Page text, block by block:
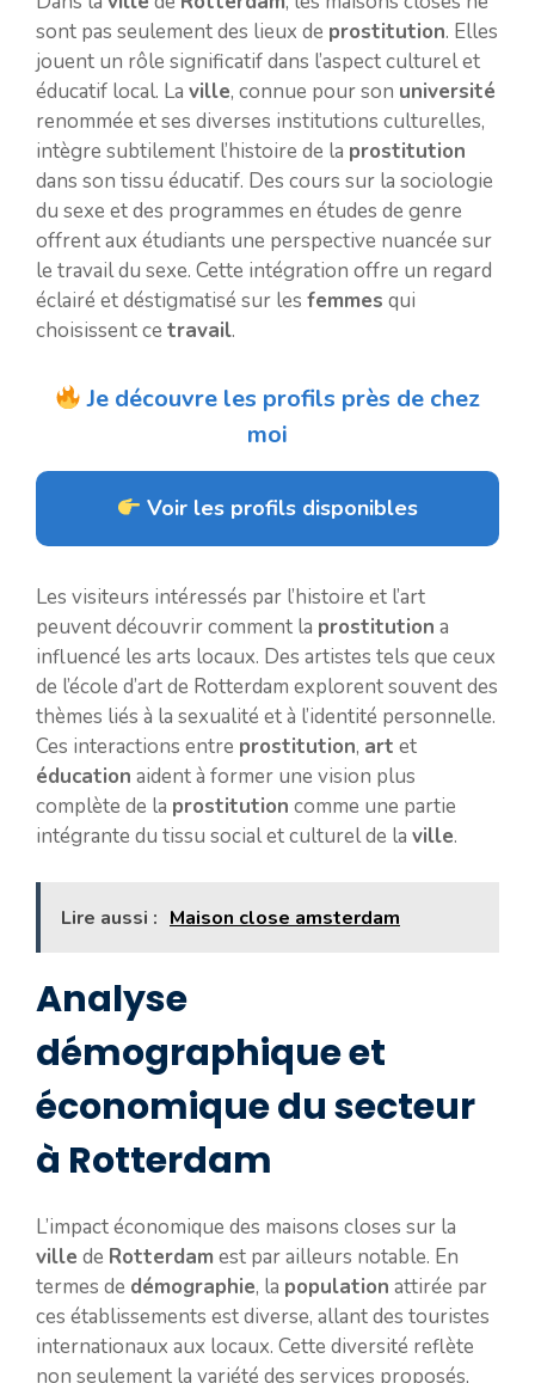
sont pas seulement des lieux de prostitution. Elles
jouent un rôle significatif dans l’aspect culturel et
éducatif local. La ville, connue pour son université
renommée et ses diverses institutions culturelles,
intègre subtilement l’histoire de la prostitution
dans son tissu éducatif. Des cours sur la sociologie
du sexe et des programmes en études de genre
offrent aux étudiants une perspective nuancée sur
le travail du sexe. Cette intégration offre un regard
éclairé et déstigmatisé sur les femmes qui
choisissent ce travail.
Je découvre les profils près de chez
moi
Voir les profils disponibles
Les visiteurs intéressés par l’histoire et l’art
peuvent découvrir comment la prostitution a
influencé les arts locaux. Des artistes tels que ceux
de l’école d’art de Rotterdam explorent souvent des
thèmes liés à la sexualité et à l’identité personnelle.
Ces interactions entre prostitution, art et
éducation aident à former une vision plus
complète de la prostitution comme une partie
intégrante du tissu social et culturel de la ville.
Lire aussi : Maison close amsterdam
Analyse
démographique et
économique du secteur
à Rotterdam
L’impact économique des maisons closes sur la
ville de Rotterdam est par ailleurs notable. En
termes de démographie, la population attirée par
ces établissements est diverse, allant des touristes
internationaux aux locaux. Cette diversité reflète
non seulement la variété des services proposés,